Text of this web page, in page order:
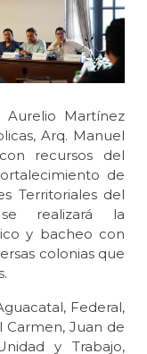
Martínez
Arq. Manuel
recursos del
de
Territoriales del
realizará la
y bacheo con
colonias que
Federal,
Carmen, Juan de
y Trabajo,